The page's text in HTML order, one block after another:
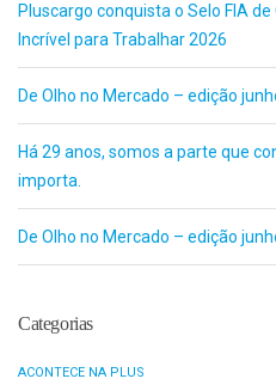
Pluscargo conquista o Selo FIA
Incrível para Trabalhar 2026
De Olho no Mercado – edição
Há 29 anos, somos a parte que
importa.
De Olho no Mercado – edição
Categorias
ACONTECE NA PLUS